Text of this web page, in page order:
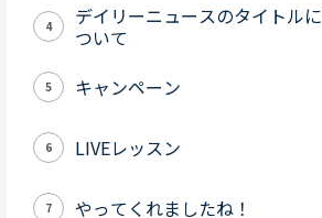
4
デイリーニュースのタイトルに
ついて
5 キャンペーン
6 LIVEレッスン
7 やってくれましたね！